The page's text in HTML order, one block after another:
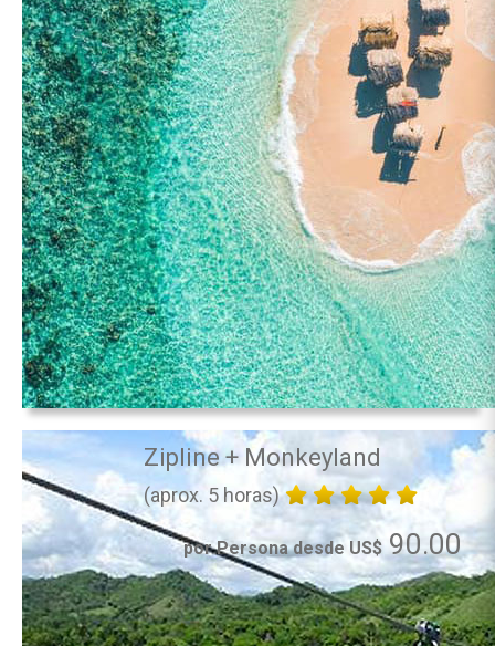
Zipline + Monkeyland
(aprox. 5 horas)
por Persona desde US$90.00